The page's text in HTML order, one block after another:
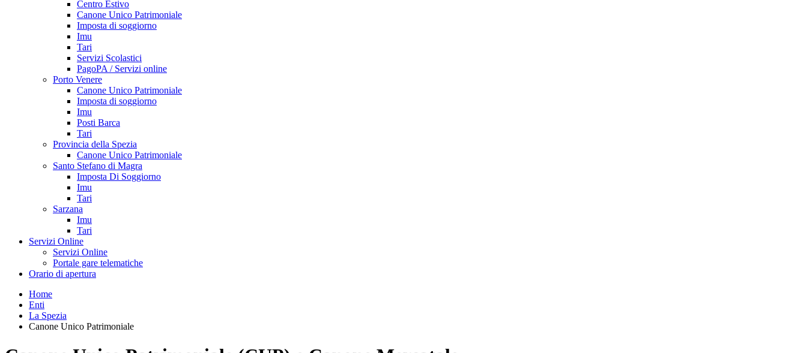
Centro Estivo
Canone Unico Patrimoniale
Imposta di soggiorno
Imu
Tari
Servizi Scolastici
PagoPA / Servizi online
Porto Venere
Canone Unico Patrimoniale
Imposta di soggiorno
Imu
Posti Barca
Tari
Provincia della Spezia
Canone Unico Patrimoniale
Santo Stefano di Magra
Imposta Di Soggiorno
Imu
Tari
Sarzana
Imu
Tari
Servizi Online
Servizi Online
Portale gare telematiche
Orario di apertura
Home
Enti
La Spezia
Canone Unico Patrimoniale